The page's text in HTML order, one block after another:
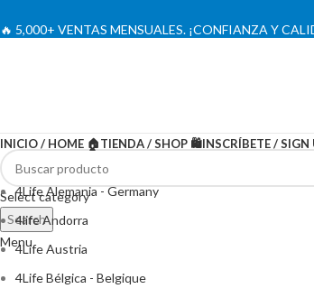
🔥 5,000+ VENTAS MENSUALES. ¡CONFIANZA Y
Select category
Search
Menu
INICIO / HOME 🏠TIENDA / SHOP 🛍️INSCRÍBETE / SIGN
4Life Alemania - Germany
4life Andorra
4Life Austria
4Life Bélgica - Belgique